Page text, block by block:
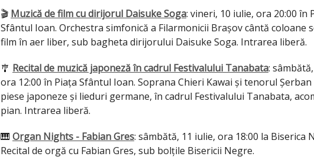
🎬 Muzică de film cu dirijorul Daisuke Soga: vineri, 10 iulie, ora 20:00 în
Sfântul Ioan. Orchestra simfonică a Filarmonicii Brașov cântă coloane
film în aer liber, sub bagheta dirijorului Daisuke Soga. Intrarea liberă.
🎐 Recital de muzică japoneză în cadrul Festivalului Tanabata:
ora 12:00 în Piața Sfântul Ioan. Soprana Chieri Kawai și tenorul
piese japoneze și lieduri germane, în cadrul Festivalului Tanabata,
pian. Intrarea liberă.
🎹 Organ Nights - Fabian Gres: sâmbătă, 11 iulie, ora 18:00 la Biserica
Recital de orgă cu Fabian Gres, sub bolțile Bisericii Negre.